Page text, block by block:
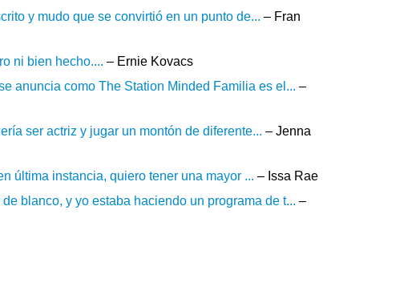
y mudo que se convirtió en un punto de... – Fran
ni bien hecho.... – Ernie Kovacs
anuncia como The Station Minded Familia es el... –
ser actriz y jugar un montón de diferente... – Jenna
última instancia, quiero tener una mayor ... – Issa Rae
blanco, y yo estaba haciendo un programa de t... –